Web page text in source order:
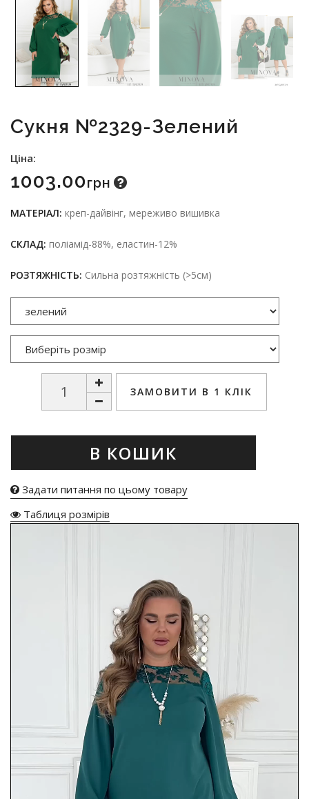
Сукня №2329-Зелений
Ціна:
1003.00Грн
МАТЕРІАЛ: креп-дайвінг, мереживо вишивка
СКЛАД: поліамід-88%, еластин-12%
РОЗТЯЖНІСТЬ: Сильна розтяжність (>5см)
ЗАМОВИТИ В 1 КЛІК
В КОШИК
Задати питання по цьому товару
Таблиця розмірів